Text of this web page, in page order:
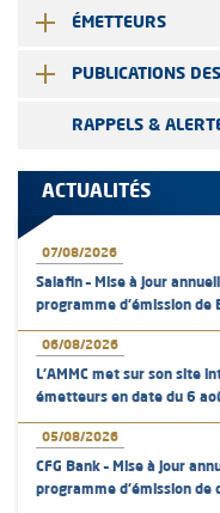
ÉMETTEURS
PUBLICATIONS
RAPPELS &
ACTUALITÉS
07/08/2026
Salafin – Mise à jour
programme d'émission de
06/08/2026
L’AMMC met sur son site
émetteurs en date du 6
05/08/2026
CFG Bank – Mise à jour
programme d'émission de